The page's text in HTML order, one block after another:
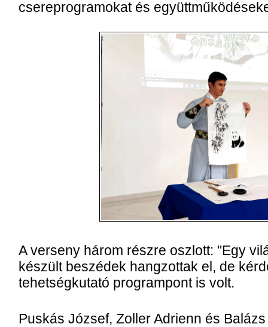
csereprogramokat és
A verseny három részre oszlott: "Egy
készült beszédek hangzottak el, de
tehetségkutató programpont is volt.
Puskás József, Zoller Adrienn és